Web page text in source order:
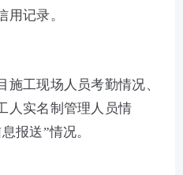
用记录。
工现场人员考勤情况、
人实名制管理人员情
报送”情况。